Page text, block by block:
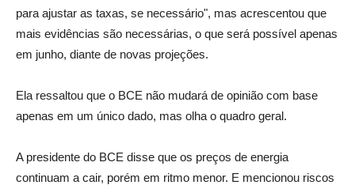
para ajustar as taxas, se necessário", mas acrescentou que
mais evidências são necessárias, o que será possível apenas
em junho, diante de novas projeções.
Ela ressaltou que o BCE não mudará de opinião com base
apenas em um único dado, mas olha o quadro geral.
A presidente do BCE disse que os preços de energia
continuam a cair, porém em ritmo menor. E mencionou riscos